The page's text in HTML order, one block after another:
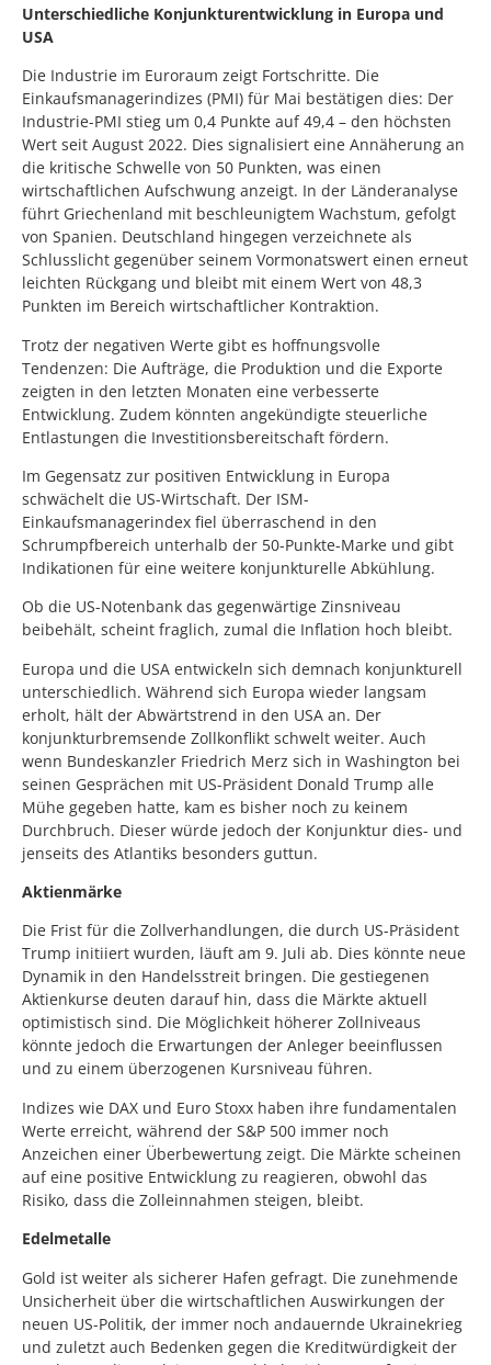
Unterschiedliche Konjunkturentwicklung in Europa und
USA
Die Industrie im Euroraum zeigt Fortschritte. Die
Einkaufsmanagerindizes (PMI) für Mai bestätigen dies: Der
Industrie-PMI stieg um 0,4 Punkte auf 49,4 – den höchsten
Wert seit August 2022. Dies signalisiert eine Annäherung an
die kritische Schwelle von 50 Punkten, was einen
wirtschaftlichen Aufschwung anzeigt. In der Länderanalyse
führt Griechenland mit beschleunigtem Wachstum, gefolgt
von Spanien. Deutschland hingegen verzeichnete als
Schlusslicht gegenüber seinem Vormonatswert einen erneut
leichten Rückgang und bleibt mit einem Wert von 48,3
Punkten im Bereich wirtschaftlicher Kontraktion.
Trotz der negativen Werte gibt es hoffnungsvolle
Tendenzen: Die Aufträge, die Produktion und die Exporte
zeigten in den letzten Monaten eine verbesserte
Entwicklung. Zudem könnten angekündigte steuerliche
Entlastungen die Investitionsbereitschaft fördern.
Im Gegensatz zur positiven Entwicklung in Europa
schwächelt die US-Wirtschaft. Der ISM-
Einkaufsmanagerindex fiel überraschend in den
Schrumpfbereich unterhalb der 50-Punkte-Marke und gibt
Indikationen für eine weitere konjunkturelle Abkühlung.
Ob die US-Notenbank das gegenwärtige Zinsniveau
beibehält, scheint fraglich, zumal die Inflation hoch bleibt.
Europa und die USA entwickeln sich demnach konjunkturell
unterschiedlich. Während sich Europa wieder langsam
erholt, hält der Abwärtstrend in den USA an. Der
konjunkturbremsende Zollkonflikt schwelt weiter. Auch
wenn Bundeskanzler Friedrich Merz sich in Washington bei
seinen Gesprächen mit US-Präsident Donald Trump alle
Mühe gegeben hatte, kam es bisher noch zu keinem
Durchbruch. Dieser würde jedoch der Konjunktur dies- und
jenseits des Atlantiks besonders guttun.
Aktienmärke
Die Frist für die Zollverhandlungen, die durch US-Präsident
Trump initiiert wurden, läuft am 9. Juli ab. Dies könnte neue
Dynamik in den Handelsstreit bringen. Die gestiegenen
Aktienkurse deuten darauf hin, dass die Märkte aktuell
optimistisch sind. Die Möglichkeit höherer Zollniveaus
könnte jedoch die Erwartungen der Anleger beeinflussen
und zu einem überzogenen Kursniveau führen.
Indizes wie DAX und Euro Stoxx haben ihre fundamentalen
Werte erreicht, während der S&P 500 immer noch
Anzeichen einer Überbewertung zeigt. Die Märkte scheinen
auf eine positive Entwicklung zu reagieren, obwohl das
Risiko, dass die Zolleinnahmen steigen, bleibt.
Edelmetalle
Gold ist weiter als sicherer Hafen gefragt. Die zunehmende
Unsicherheit über die wirtschaftlichen Auswirkungen der
neuen US-Politik, der immer noch andauernde Ukrainekrieg
und zuletzt auch Bedenken gegen die Kreditwürdigkeit der